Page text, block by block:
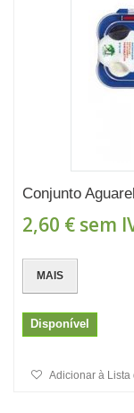
Conjunto
2,60 € sem
MAIS
Disponível
Adicionar à Lista